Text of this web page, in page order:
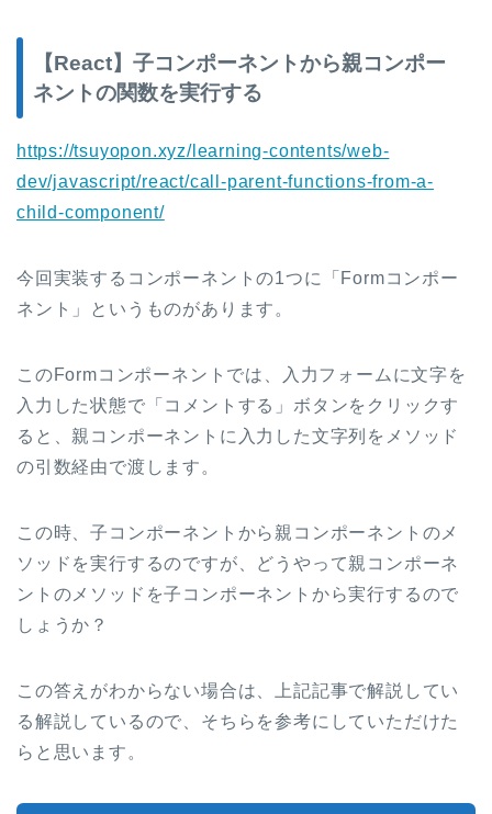
【React】子コンポーネントから親コンポー
ネントの関数を実行する
https://tsuyopon.xyz/learning-contents/web-
dev/javascript/react/call-parent-functions-from-a-
child-component/
今回実装するコンポーネントの1つに「Formコンポー
ネント」というものがあります。
このFormコンポーネントでは、入力フォームに文字を
入力した状態で「コメントする」ボタンをクリックす
ると、親コンポーネントに入力した文字列をメソッド
の引数経由で渡します。
この時、子コンポーネントから親コンポーネントのメ
ソッドを実行するのですが、どうやって親コンポーネ
ントのメソッドを子コンポーネントから実行するので
しょうか？
この答えがわからない場合は、上記記事で解説してい
る解説しているので、そちらを参考にしていただけた
らと思います。